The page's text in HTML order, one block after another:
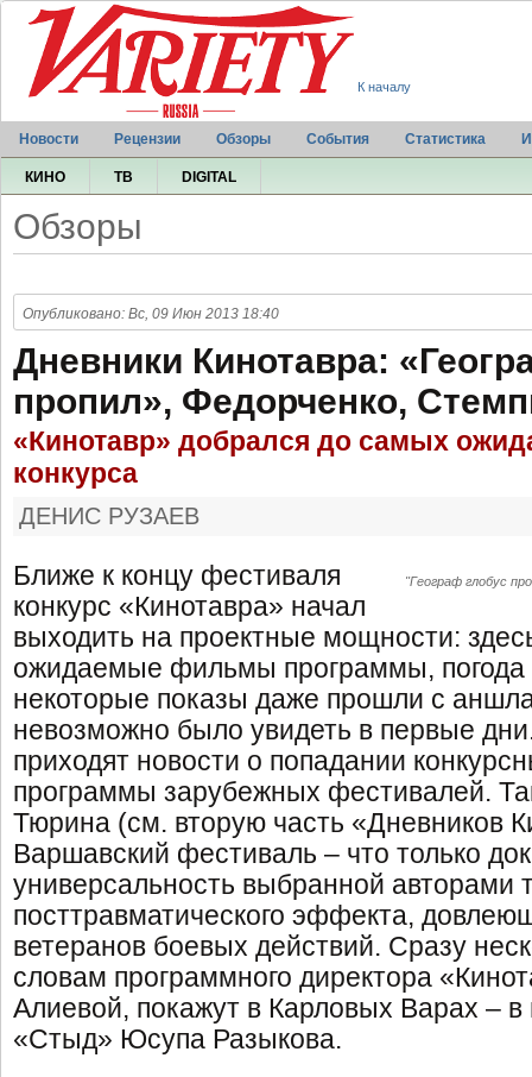
К началу
Новости Рецензии Обзоры События Статистика
КИНО ТВ DIGITAL
Обзоры
Опубликовано: Вс, 09 Июн 2013 18:40
Дневники Кинотавра:
пропил», Федорченко,
«Кинотавр» добрался до самых
конкурса
ДЕНИС РУЗАЕВ
"Географ глобус
Ближе к концу фестиваля
конкурс «Кинотавра» начал
выходить на проектные мощности:
ожидаемые фильмы программы, погода
некоторые показы даже прошли с
невозможно было увидеть в первые
приходят новости о попадании
программы зарубежных фестивалей.
Тюрина (см. вторую часть «Дневников
Варшавский фестиваль – что только
универсальность выбранной авторами
посттравматического эффекта,
ветеранов боевых действий. Сразу
словам программного директора
Алиевой, покажут в Карловых Варах – в
«Стыд» Юсупа Разыкова.